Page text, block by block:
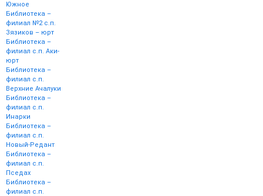
Южное
Библиотека –
филиал №2 с.п.
Зязиков – юрт
Библиотека –
филиал с.п. Аки-
юрт
Библиотека –
филиал с.п.
Верхние Ачалуки
Библиотека –
филиал с.п.
Инарки
Библиотека –
филиал с.п.
Новый-Редант
Библиотека –
филиал с.п.
Пседах
Библиотека –
филиал с.п.